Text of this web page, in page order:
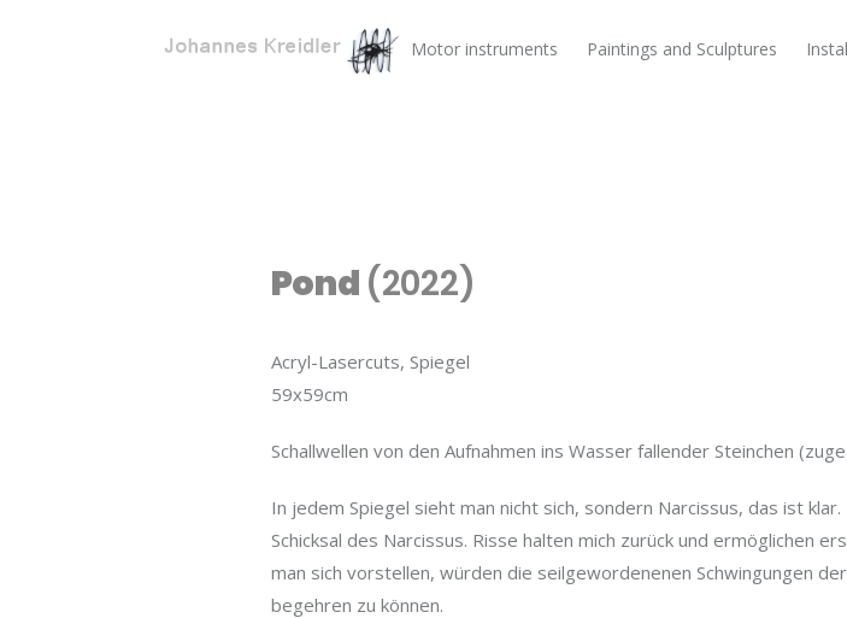
Motor instruments Paintings and Sculptures
Pond (2022)
Acryl-Lasercuts, Spiegel
59x59cm
Schallwellen von den Aufnahmen ins Wasser fallender Steinchen
In jedem Spiegel sieht man nicht sich, sondern Narcissus, das ist
Schicksal des Narcissus. Risse halten mich zurück und ermöglichen
man sich vorstellen, würden die seilgewordenenen Schwingungen
begehren zu können.